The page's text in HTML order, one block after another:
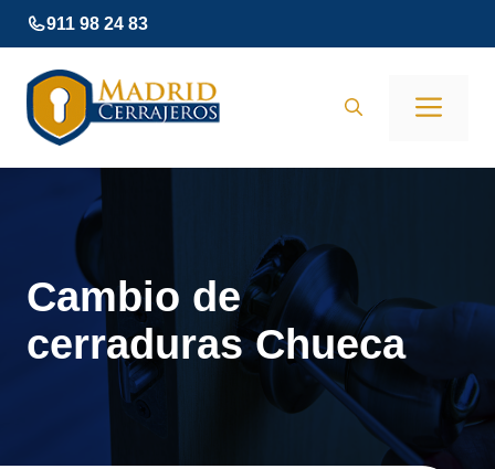
Saltar
al
contenido
911 98 24 83
Cambio de
cerraduras Chueca